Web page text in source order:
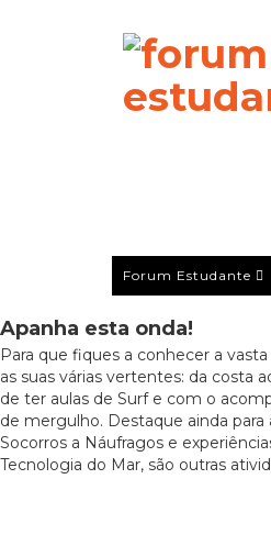
Forum Estudante
Apanha esta onda!
Para que fiques a conhecer a
as suas várias vertentes: da costa
de ter aulas de Surf e com o
de mergulho. Destaque ainda para
Socorros a Náufragos e
Tecnologia do Mar, são outras